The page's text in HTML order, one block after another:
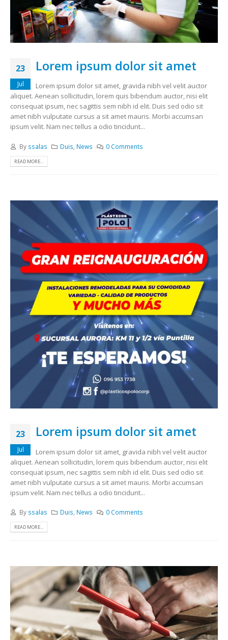
23
Jul
Lorem ipsum dolor sit amet
Lorem ipsum dolor sit amet, gravida nibh vel velit auctor
aliquet. Aenean sollicitudin, lorem quis bibendum auctor, nisi elit
consequat ipsum, nec sagittis sem nibh id elit. Duis sed odio sit
amet nibh vulputate cursus a sit amet mauris. Morbi accumsan
ipsum velit. Nam nec tellus a odio tincidunt...
By ssalas Duis News 0 Comments
READ MORE...
23
Jul
Lorem ipsum dolor sit amet
Lorem ipsum dolor sit amet, gravida nibh vel velit auctor
aliquet. Aenean sollicitudin, lorem quis bibendum auctor, nisi elit
consequat ipsum, nec sagittis sem nibh id elit. Duis sed odio sit
amet nibh vulputate cursus a sit amet mauris. Morbi accumsan
ipsum velit. Nam nec tellus a odio tincidunt...
By ssalas Duis, News 0 Comments
READ MORE...